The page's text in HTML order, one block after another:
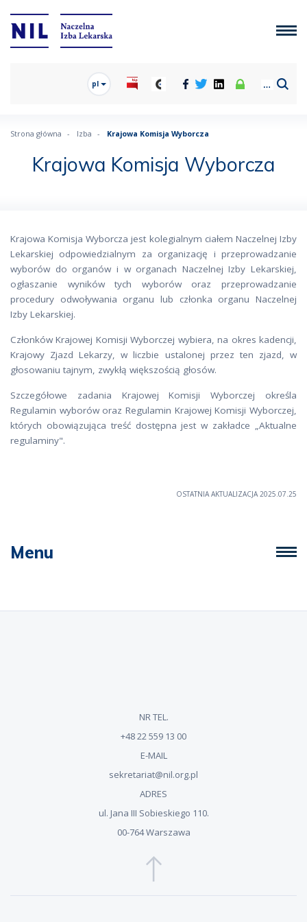
pl
Strona główna Izba Krajowa Komisja Wyborcza
Krajowa Komisja Wyborcza
Menu
Krajowa Komisja Wyborcza jest kolegialnym ciałem Naczelnej Izby
Lekarskiej odpowiedzialnym za organizację i przeprowadzanie
wyborów do organów i w organach Naczelnej Izby Lekarskiej,
ogłaszanie wyników tych wyborów oraz przeprowadzanie
procedury odwoływania organu lub członka organu Naczelnej
Izby Lekarskiej.
Członków Krajowej Komisji Wyborczej wybiera, na okres kadencji,
Krajowy Zjazd Lekarzy, w liczbie ustalonej przez ten zjazd, w
głosowaniu tajnym, zwykłą większością głosów.
Szczegółowe zadania Krajowej Komisji Wyborczej określa
Regulamin wyborów oraz Regulamin Krajowej Komisji Wyborczej,
których obowiązująca treść dostępna jest w zakładce „Aktualne
regulaminy".
OSTATNIA AKTUALIZACJA 2025.07.25
NR TEL.
+48 22 559 13 00
E-MAIL
sekretariat@nil.org.pl
ADRES
ul. Jana III Sobieskiego 110.
00-764 Warszawa